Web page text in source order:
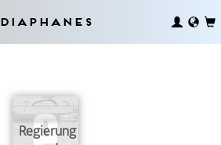
Diaphanes
Regierung